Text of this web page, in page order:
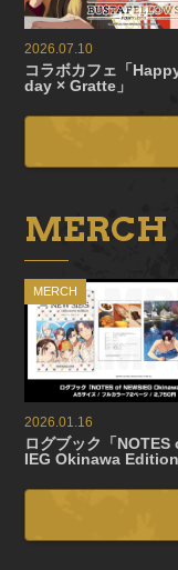
2026.07.10
コラボカフェ「
day × Gratte」
MERCH
MERCH
2026.01.16
ログブック「NOTES
IEG Okinawa Edition